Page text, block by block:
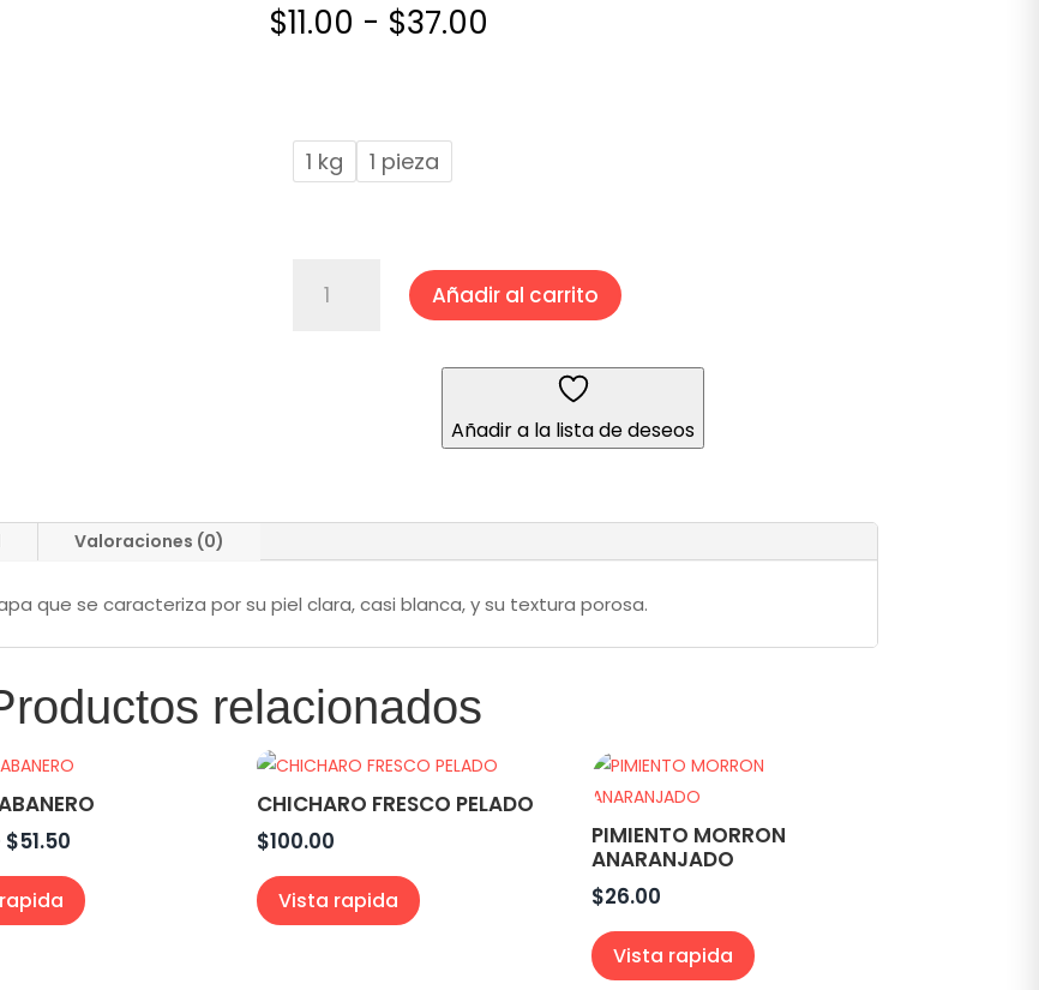
$11.00 - $37.00
1 kg 1 pieza
BLANCA
Añadir al carrito
Añadir a la lista de deseos
Valoraciones (0)
que se caracteriza por su piel clara, casi blanca, y su textura porosa.
relacionados
$51.50
de
precios:
desde
CHICHARO FRESCO PELADO
$100.00
Vista rapida
PIMIENTO MORRON
ANARANJADO
$26.00
Vista rapida